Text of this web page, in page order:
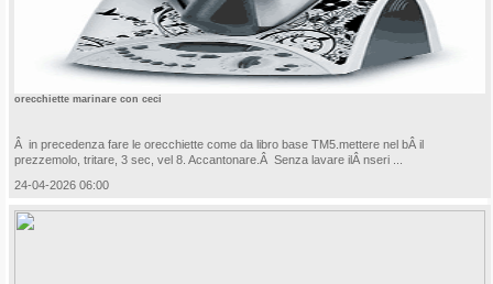
orecchiette marinare con ceci
Â in precedenza fare le orecchiette come da libro base TM5.mettere nel bÂ il
prezzemolo, tritare, 3 sec, vel 8. Accantonare.Â Senza lavare ilÂ nseri ...
24-04-2026 06:00